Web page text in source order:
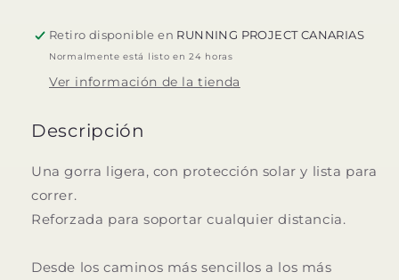
Retiro disponible en RUNNING PROJECT CANARIAS
Normalmente está listo en 24 horas
Ver información de la tienda
Descripción
Una gorra ligera, con protección solar y lista para
correr.
Reforzada para soportar cualquier distancia.
Desde los caminos más sencillos a los más